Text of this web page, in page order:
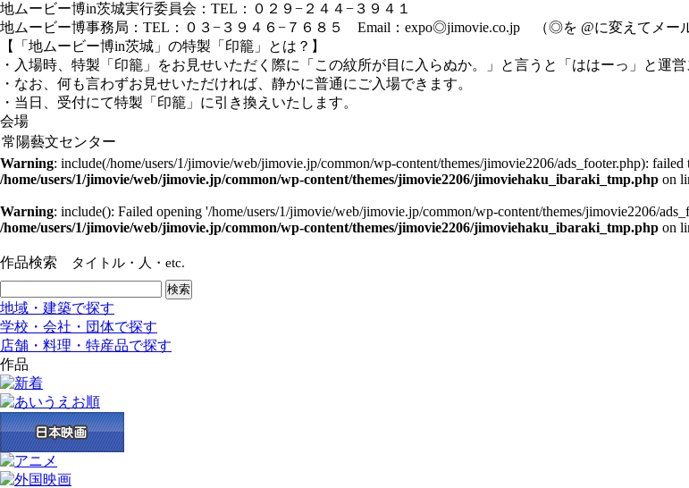
地ムービー博in茨城実行委員会：TEL：０２９−２４４−３９４１
地ムービー博事務局：TEL：０３−３９４６−７６８５ Email：expo◎jimovie.co.jp （◎を @に変えてメー
【「地ムービー博in茨城」の特製「印籠」とは？】
・入場時、特製「印籠」をお見せいただく際に「この紋所が目に入らぬか。」と言うと「ははーっ」と運営
・なお、何も言わずお見せいただければ、静かに普通にご入場できます。
・当日、受付にて特製「印籠」に引き換えいたします。
会場
常陽藝文センター
Warning: include(/home/users/1/jimovie/web/jimovie.jp/common/wp-content/themes/jimovie2206/ads_footer.php):
/home/users/1/jimovie/web/jimovie.jp/common/wp-content/themes/jimovie2206/jimoviehaku_ibaraki_tmp.php on
Warning: include(): Failed opening '/home/users/1/jimovie/web/jimovie.jp/common/wp-content/themes/jimovie2206/
/home/users/1/jimovie/web/jimovie.jp/common/wp-content/themes/jimovie2206/jimoviehaku_ibaraki_tmp.php on
作品検索 タイトル・人・etc.
地域・建築で探す
学校・会社・団体で探す
店舗・料理・特産品で探す
作品